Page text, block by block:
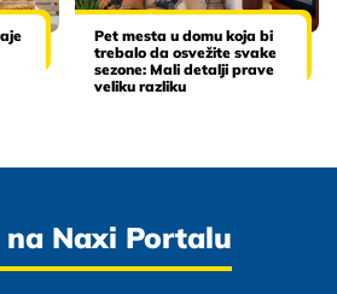
Pet mesta u domu koja bi
trebalo da osvežite svake
sezone: Mali detalji prave
veliku razliku
Naxi Portalu